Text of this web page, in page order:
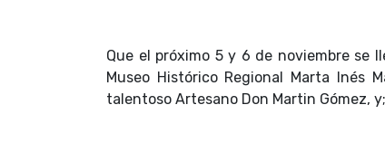
Que el próximo 5 y 6 de noviembre se
Museo Histórico Regional Marta Inés
talentoso Artesano Don Martin Gómez, y;